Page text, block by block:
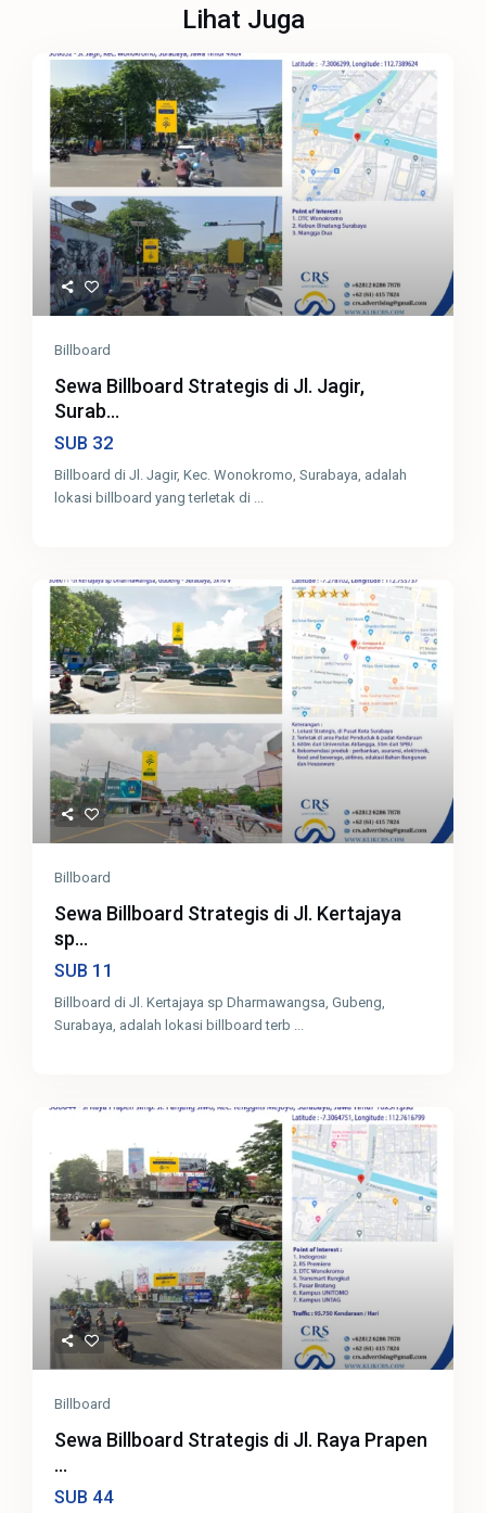
Lihat Juga
Billboard
Sewa Billboard Strategis di Jl. Jagir,
Surab...
SUB 32
Billboard di Jl. Jagir, Kec. Wonokromo, Surabaya, adalah
lokasi billboard yang terletak di ...
Billboard
Sewa Billboard Strategis di Jl. Kertajaya
sp...
SUB 11
Billboard di Jl. Kertajaya sp Dharmawangsa, Gubeng,
Surabaya, adalah lokasi billboard terb
Billboard
Sewa Billboard Strategis di Jl. Raya Prapen
...
SUB 44